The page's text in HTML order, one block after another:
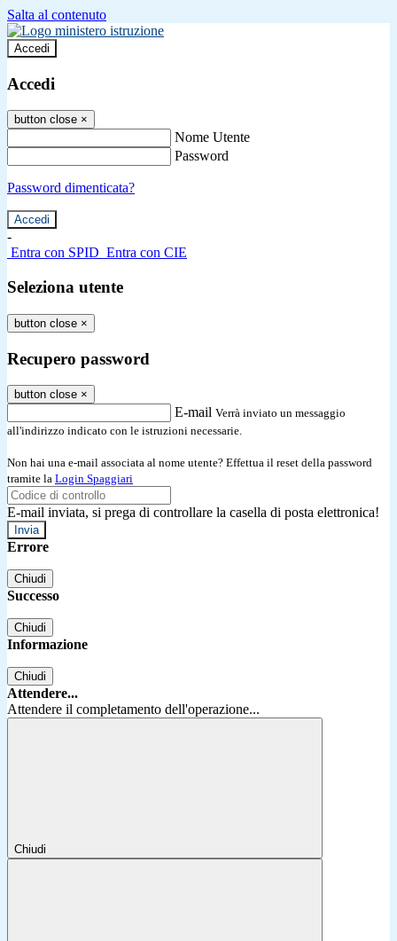
Salta al contenuto
Accedi
Accedi
button close ×
Nome Utente
Password
Password dimenticata?
-
Entra con SPID Entra con CIE
Seleziona utente
button close ×
Recupero password
button close ×
E-mail Verrà inviato un messaggio
all'indirizzo indicato con le istruzioni necessarie.
Non hai una e-mail associata al nome utente? Effettua il reset della password
tramite la Login Spaggiari
E-mail inviata, si prega di controllare la casella di posta elettronica!
Errore
Chiudi
Successo
Chiudi
Informazione
Chiudi
Attendere...
Attendere il completamento dell'operazione...
Chiudi